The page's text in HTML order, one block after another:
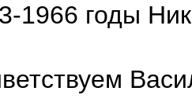
1966 годы